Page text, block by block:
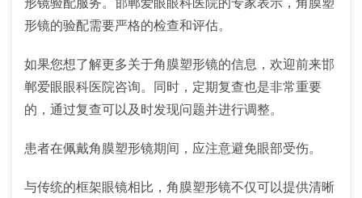
形镜的验配需要严格的检查和评估。
如果您想了解更多关于角膜塑形镜的信息，欢迎前来邯
郸爱眼眼科医院咨询。同时，定期复查也是非常重要
的，通过复查可以及时发现问题并进行调整。
患者在佩戴角膜塑形镜期间，应注意避免眼部受伤。
与传统的框架眼镜相比，角膜塑形镜不仅可以提供清晰